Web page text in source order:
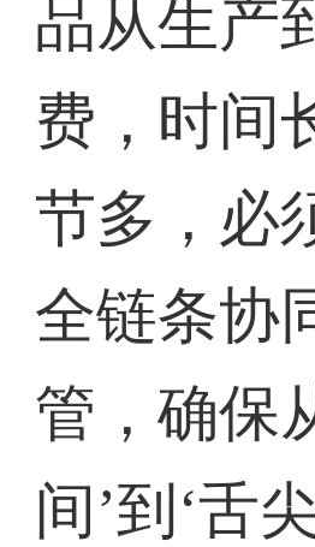
品从生产
费，时间
节多，必
全链条协
管，确保
间’到‘舌